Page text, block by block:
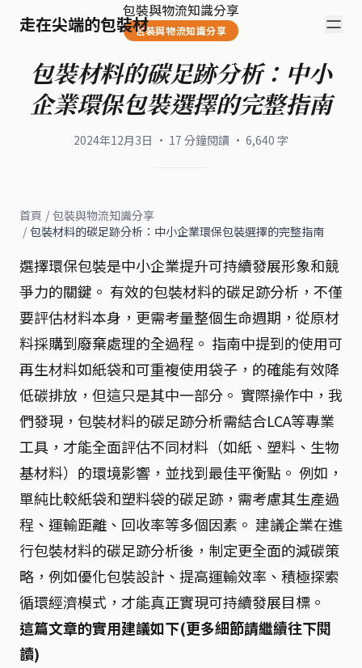
走在尖端的包裝材
包裝與物流知識分享
包裝與物流知識分享
包裝材料的碳足跡分析：中小
企業環保包裝選擇的完整指南
2024年12月3日 · 17 分鐘閱讀 · 6,640 字
首頁 / 包裝與物流知識分享
/ 包裝材料的碳足跡分析：中小企業環保包裝選擇的完整指南
選擇環保包裝是中小企業提升可持續發展形象和競
爭力的關鍵。 有效的包裝材料的碳足跡分析，不僅
要評估材料本身，更需考量整個生命週期，從原材
料採購到廢棄處理的全過程。 指南中提到的使用可
再生材料如紙袋和可重複使用袋子，的確能有效降
低碳排放，但這只是其中一部分。 實際操作中，我
們發現，包裝材料的碳足跡分析需結合LCA等專業
工具，才能全面評估不同材料（如紙、塑料、生物
基材料）的環境影響，並找到最佳平衡點。 例如，
單純比較紙袋和塑料袋的碳足跡，需考慮其生產過
程、運輸距離、回收率等多個因素。 建議企業在進
行包裝材料的碳足跡分析後，制定更全面的減碳策
略，例如優化包裝設計、提高運輸效率、積極探索
循環經濟模式，才能真正實現可持續發展目標。
這篇文章的實用建議如下(更多細節請繼續往下閱
讀)